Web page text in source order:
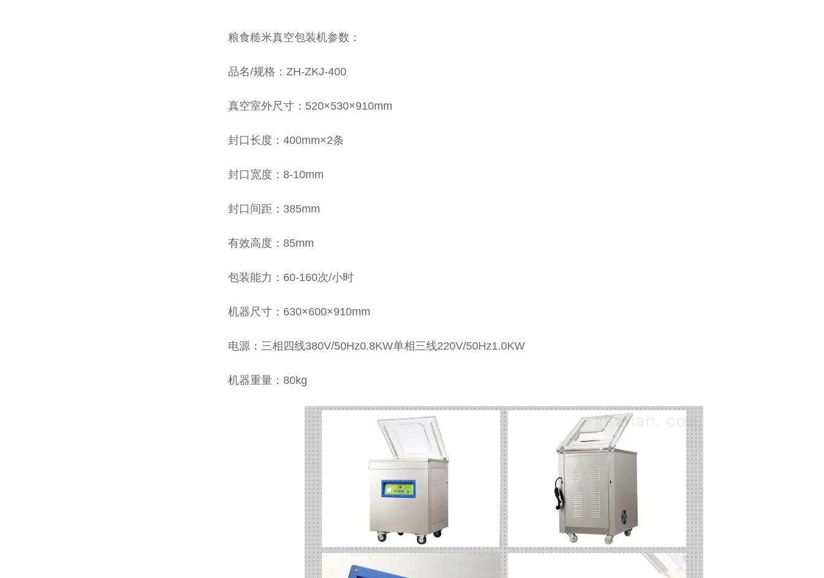
粮食糙米真空包装机参数：
品名/规格：ZH-ZKJ-400
真空室外尺寸：520×530×910mm
封口长度：400mm×2条
封口宽度：8-10mm
封口间距：385mm
有效高度：85mm
包装能力：60-160次/小时
机器尺寸：630×600×910mm
电源：三相四线380V/50Hz0.8KW单相三线220V/50Hz1.0KW
机器重量：80kg